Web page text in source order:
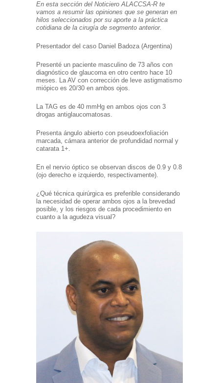
En esta sección del Noticiero ALACCSA-R te
vamos a resumir las opiniones que se generan en
hilos seleccionados por su aporte a la práctica
cotidiana de la cirugía de segmento anterior.
Presentador del caso Daniel Badoza (Argentina)
Presenté un paciente masculino de 73 años con
diagnóstico de glaucoma en otro centro hace 10
meses. La AV con corrección de leve astigmatismo
miópico es 20/30 en ambos ojos.
La TAG es de 40 mmHg en ambos ojos con 3
drogas antiglaucomatosas.
Presenta ángulo abierto con pseudoexfoliación
marcada, cámara anterior de profundidad normal y
catarata 1+.
En el nervio óptico se observan discos de 0.9 y 0.8
(ojo derecho e izquierdo, respectivamente).
¿Qué técnica quirúrgica es preferible considerando
la necesidad de operar ambos ojos a la brevedad
posible, y los riesgos de cada procedimiento en
cuanto a la agudeza visual?